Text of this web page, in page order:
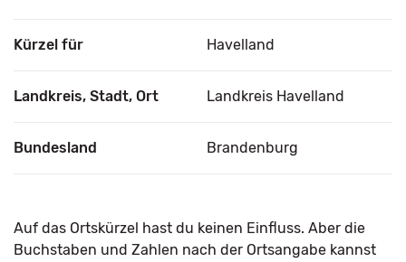
Kürzel für Havelland
Landkreis, Stadt, Ort Landkreis Havelland
Bundesland Brandenburg
Auf das Ortskürzel hast du keinen Einfluss. Aber die
Buchstaben und Zahlen nach der Ortsangabe kannst